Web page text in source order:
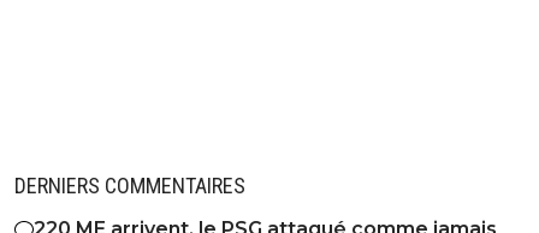
DERNIERS COMMENTAIRES